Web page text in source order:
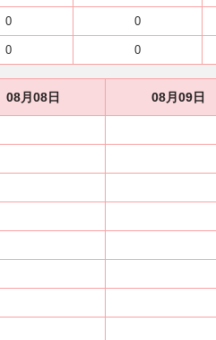
0 0
0 0
08月08日 08月09日